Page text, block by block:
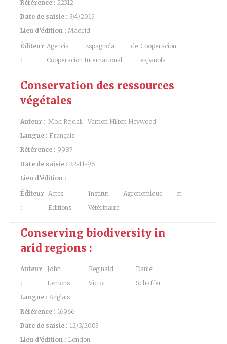
Référence : 22312
Date de saisie : 3/4/2015
Lieu d’édition : Madrid
Éditeur
:
Agencia Espagnola de
Cooperacion Internacional
Cooperacion
espanola
Conservation des ressources
végétales
Auteur : Moh Rejdali
Vernon Hilton Heywood
Langue : Français
Référence : 9987
Date de saisie : 22-11-96
Lieu d’édition :
Éditeur
:
Actes
Editions
Institut Agronomique et
Vétérinaire
Conserving biodiversity in
arid regions :
Auteur
:
John
Lemons
Reginald
Victor
Daniel
Schaffer
Langue : Anglais
Référence : 16966
Date de saisie : 12/3/2003
Lieu d’édition : London